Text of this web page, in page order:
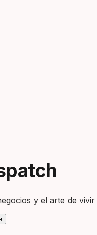
y el arte de